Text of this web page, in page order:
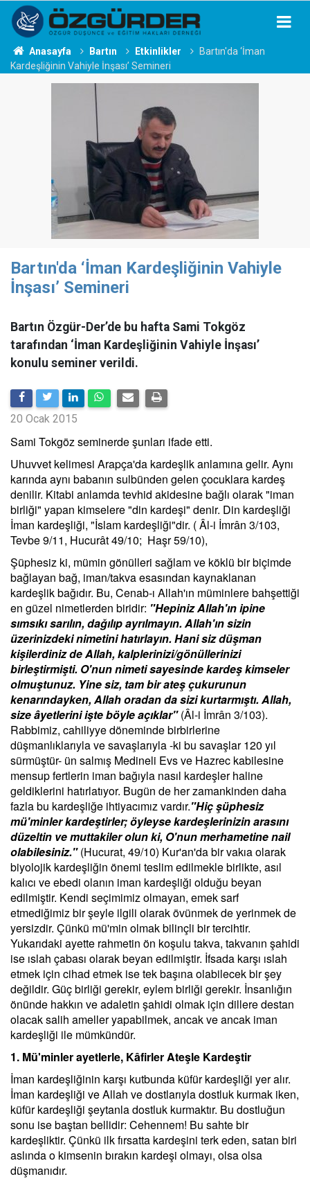
Anasayfa Bartın Etkinlikler
Bartın'da ‘İman
Kardeşliğinin Vahiyle İnşası’ Semineri
Bartın'da ‘İman Kardeşliğinin Vahiyle
İnşası’ Semineri
Bartın Özgür-Der’de bu hafta Sami Tokgöz
tarafından ‘İman Kardeşliğinin Vahiyle İnşası’
konulu seminer verildi.
20 Ocak 2015
Sami Tokgöz seminerde şunları ifade etti.
Uhuvvet kelimesi Arapça'da kardeşlik anlamına gelir. Aynı
karında aynı babanın sulbünden gelen çocuklara kardeş
denilir. Kitabi anlamda tevhid akidesine bağlı olarak "iman
birliği" yapan kimselere "din kardeşi" denir. Din kardeşliği
İman kardeşliği, "İslam kardeşliği"dir. ( Âl-i İmrân 3/103,
Tevbe 9/11, Hucurât 49/10; Haşr 59/10),
Şüphesiz ki, mümin gönülleri sağlam ve köklü bir biçimde
bağlayan bağ, iman/takva esasından kaynaklanan
kardeşlik bağıdır. Bu, Cenab-ı Allah'ın müminlere bahşettiği
en güzel nimetlerden biridir: "Hepiniz Allah'ın ipine
sımsıkı sarılın, dağılıp ayrılmayın. Allah'ın sizin
üzerinizdeki nimetini hatırlayın. Hani siz düşman
kişilerdiniz de Allah, kalplerinizi/gönüllerinizi
birleştirmişti. O'nun nimeti sayesinde kardeş kimseler
olmuştunuz. Yine siz, tam bir ateş çukurunun
kenarındayken, Allah oradan da sizi kurtarmıştı. Allah,
size âyetlerini işte böyle açıklar"(Âl-i İmrân 3/103).
Rabbimiz, cahiliyye döneminde birbirlerine
düşmanlıklarıyla ve savaşlarıyla -ki bu savaşlar 120 yıl
sürmüştür- ün salmış Medineli Evs ve Hazrec kabilesine
mensup fertlerin iman bağıyla nasıl kardeşler haline
geldiklerini hatırlatıyor. Bugün de her zamankinden daha
fazla bu kardeşliğe ihtiyacımız vardır."Hiç şüphesiz
mü'minler kardeştirler; öyleyse kardeşlerinizin arasını
düzeltin ve muttakiler olun ki, O'nun merhametine nail
olabilesiniz."(Hucurat, 49/10) Kur'an'da bir vakıa olarak
biyolojik kardeşliğin önemi teslim edilmekle birlikte, asıl
kalıcı ve ebedi olanın iman kardeşliği olduğu beyan
edilmiştir. Kendi seçimimiz olmayan, emek sarf
etmediğimiz bir şeyle ilgili olarak övünmek de yerinmek de
yersizdir. Çünkü mü'min olmak bilinçli bir tercihtir.
Yukarıdaki ayette rahmetin ön koşulu takva, takvanın şahidi
ise ıslah çabası olarak beyan edilmiştir. İfsada karşı ıslah
etmek için cihad etmek ise tek başına olabilecek bir şey
değildir. Güç birliği gerekir, eylem birliği gerekir. İnsanlığın
önünde hakkın ve adaletin şahidi olmak için dillere destan
olacak salih ameller yapabilmek, ancak ve ancak iman
kardeşliği ile mümkündür.
1. Mü'minler ayetlerle, Kâfirler Ateşle Kardeştir
İman kardeşliğinin karşı kutbunda küfür kardeşliği yer alır.
İman kardeşliği ve Allah ve dostlarıyla dostluk kurmak iken,
küfür kardeşliği şeytanla dostluk kurmaktır. Bu dostluğun
sonu ise baştan bellidir: Cehennem! Bu sahte bir
kardeşliktir. Çünkü ilk fırsatta kardeşini terk eden, satan biri
aslında o kimsenin bırakın kardeşi olmayı, olsa olsa
düşmanıdır.